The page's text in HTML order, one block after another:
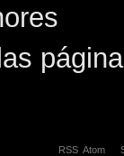
RSS Atom